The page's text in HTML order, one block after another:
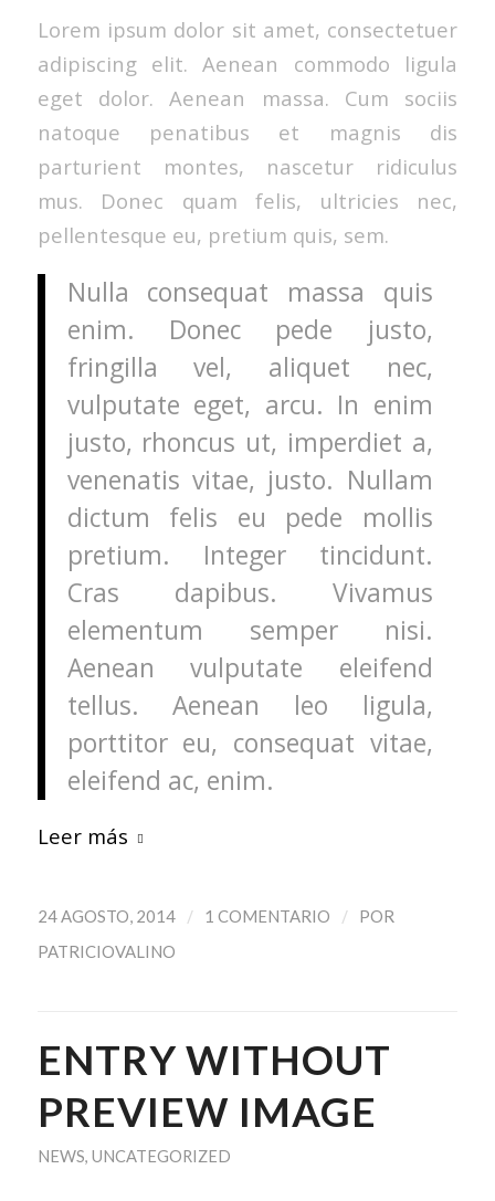
Lorem ipsum dolor sit amet, consectetuer
adipiscing elit. Aenean commodo ligula
eget dolor. Aenean massa. Cum sociis
natoque penatibus et magnis dis
parturient montes, nascetur ridiculus
mus. Donec quam felis, ultricies nec,
pellentesque eu, pretium quis, sem.
Nulla consequat massa quis
enim. Donec pede justo,
fringilla vel, aliquet nec,
vulputate eget, arcu. In enim
justo, rhoncus ut, imperdiet a,
venenatis vitae, justo. Nullam
dictum felis eu pede mollis
pretium. Integer tincidunt.
Cras dapibus. Vivamus
elementum semper nisi.
Aenean vulputate eleifend
tellus. Aenean leo ligula,
porttitor eu, consequat vitae,
eleifend ac, enim.
Leer más
24 AGOSTO, 2014 / 1 COMENTARIO /
POR
PATRICIOVALINO
ENTRY WITHOUT
PREVIEW IMAGE
NEWS, UNCATEGORIZED